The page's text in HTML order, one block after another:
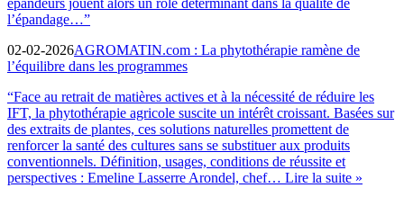
épandeurs jouent alors un rôle déterminant dans la qualité de
l’épandage…”
02-02-2026AGROMATIN.com : La phytothérapie ramène de
l’équilibre dans les programmes
“Face au retrait de matières actives et à la nécessité de réduire les
IFT, la phytothérapie agricole suscite un intérêt croissant. Basées sur
des extraits de plantes, ces solutions naturelles promettent de
renforcer la santé des cultures sans se substituer aux produits
conventionnels. Définition, usages, conditions de réussite et
perspectives : Emeline Lasserre Arondel, chef… Lire la suite »